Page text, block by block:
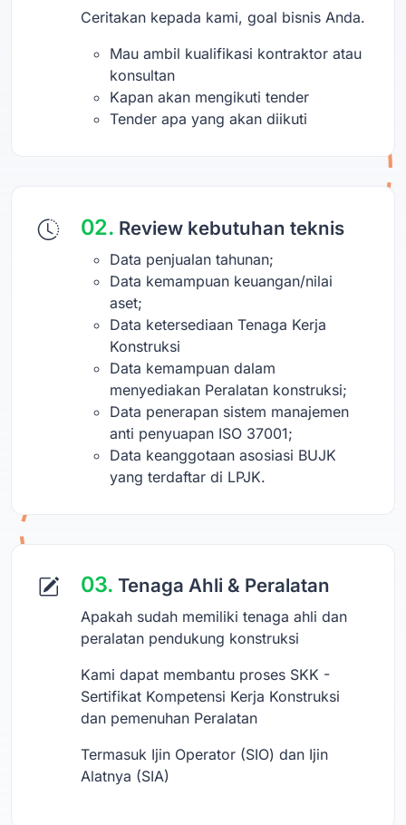
Ceritakan kepada kami, goal bisnis Anda.
Mau ambil kualifikasi kontraktor atau
konsultan
Kapan akan mengikuti tender
Tender apa yang akan diikuti
02. Review kebutuhan teknis
Data penjualan tahunan;
Data kemampuan keuangan/nilai
aset;
Data ketersediaan Tenaga Kerja
Konstruksi
Data kemampuan dalam
menyediakan Peralatan konstruksi;
Data penerapan sistem manajemen
anti penyuapan ISO 37001;
Data keanggotaan asosiasi BUJK
yang terdaftar di LPJK.
03. Tenaga Ahli & Peralatan
Apakah sudah memiliki tenaga ahli dan
peralatan pendukung konstruksi
Kami dapat membantu proses SKK -
Sertifikat Kompetensi Kerja Konstruksi
dan pemenuhan Peralatan
Termasuk Ijin Operator (SIO) dan Ijin
Alatnya (SIA)